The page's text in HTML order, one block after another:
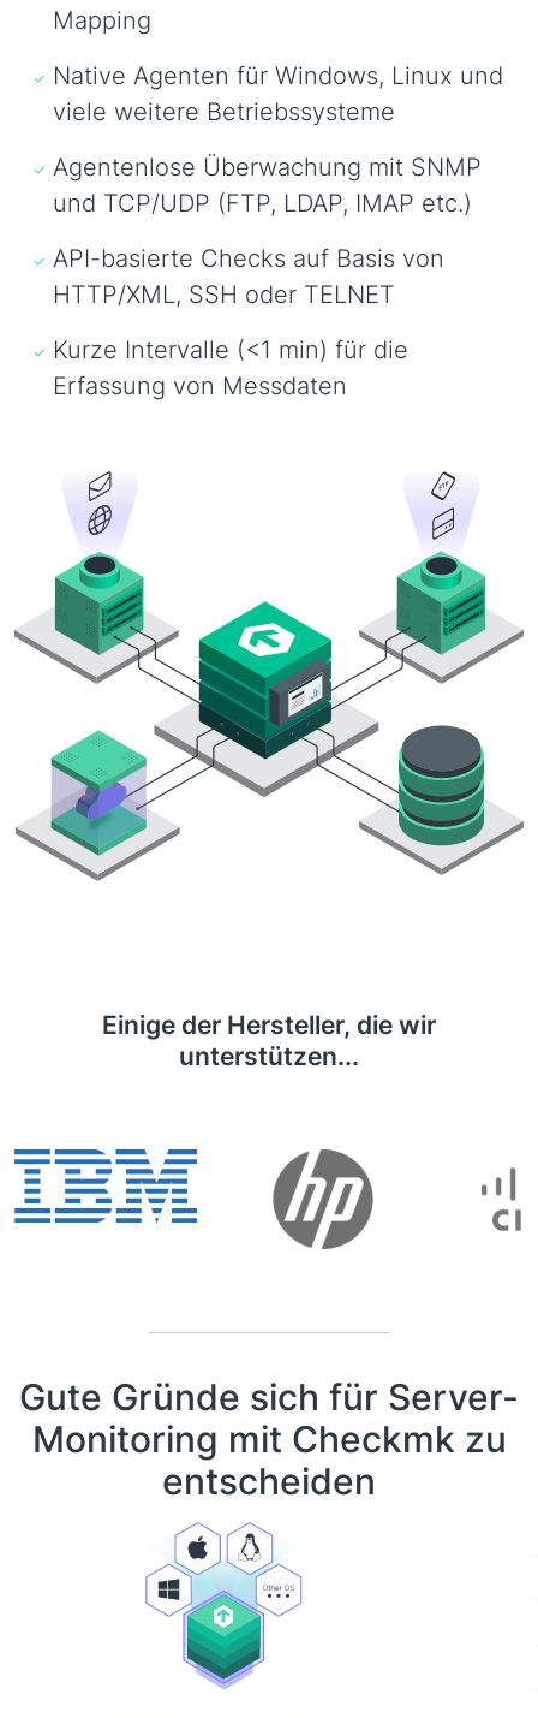
Mapping
Native Agenten für Windows, Linux und
viele weitere Betriebssysteme
Agentenlose Überwachung mit SNMP
und TCP/UDP (FTP, LDAP, IMAP etc.)
API-basierte Checks auf Basis von
HTTP/XML, SSH oder TELNET
Kurze Intervalle (<1 min) für die
Erfassung von Messdaten
Einige der Hersteller, die wir
unterstützen...
Gute Gründe sich für Server-
Monitoring mit Checkmk zu
entscheiden